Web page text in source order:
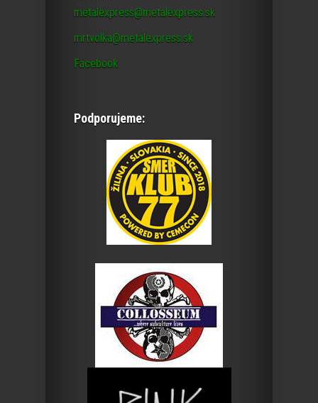
metalexpress@metalexpress.sk
mrtvolka@metalexpress.sk
Facebook
Podporujeme: